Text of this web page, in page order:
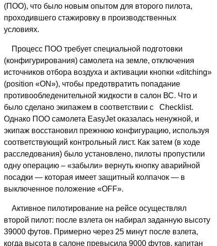
(ПОО), что было новым опытом для второго пилота,
проходившего стажировку в производственных
условиях.
Процесс ПОО требует специальной подготовки
(конфигурирования) самолета на земле, отключения
источников отбора воздуха и активации кнопки «ditching»
(position «ON»), чтобы предотвратить попадание
противообледенительной жидкости в салон ВС. Что и
было сделано экипажем в соответствии с Сhecklist.
Однако ПОО самолета EasyJet оказалась ненужной, и
экипаж восстановил прежнюю конфигурацию, используя
соответствующий контрольный лист. Как затем (в ходе
расследования) было установлено, пилоты пропустили
одну операцию – «забыли» вернуть кнопку аварийной
посадки — которая имеет защитный колпачок — в
выключенное положение «OFF».
Активное пилотирование на рейсе осуществлял
второй пилот: после взлета он набирал заданную высоту
39000 футов. Примерно через 25 минут после взлета,
когда высота в салоне превысила 9000 футов, капитан